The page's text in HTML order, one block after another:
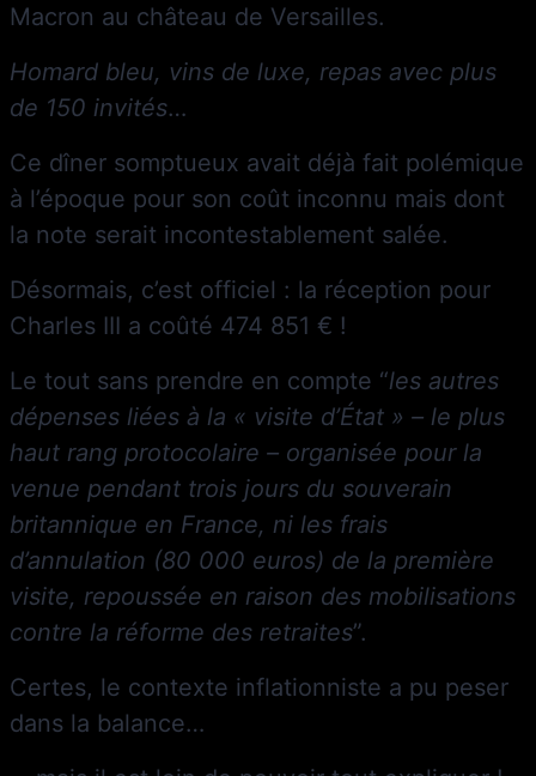
Macron au château de Versailles.
Homard bleu, vins de luxe, repas avec plus
de 150 invités…
Ce dîner somptueux avait déjà fait polémique
à l’époque pour son coût inconnu mais dont
la note serait incontestablement salée.
Désormais, c’est officiel : la réception pour
Charles III a coûté 474 851 € !
Le tout sans prendre en compte “les autres
dépenses liées à la « visite d’État » – le plus
haut rang protocolaire – organisée pour la
venue pendant trois jours du souverain
britannique en France, ni les frais
d’annulation (80 000 euros) de la première
visite, repoussée en raison des mobilisations
contre la réforme des retraites”.
Certes, le contexte inflationniste a pu peser
dans la balance…